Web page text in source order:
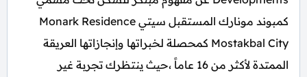
كمبوند مونارك المستقبل سيتي Monark Residence
Mostakbal City كمحصلة لخبراتها وإنجازاتها العريقة
الممتدة لأكثر من 16 عاماً ،حيث ينتظرك تجربة غير